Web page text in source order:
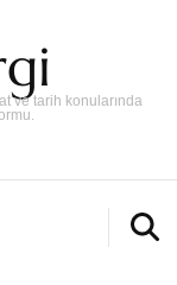
ve tarih konularında